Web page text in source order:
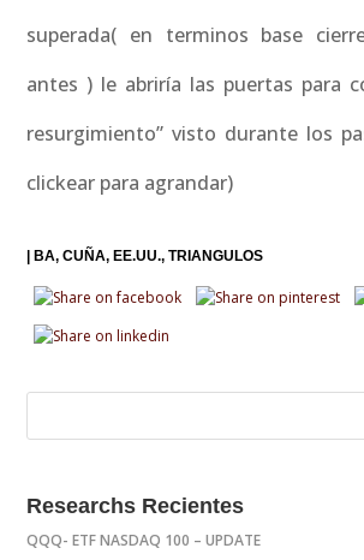
superada( en terminos base
antes ) le abriría las puertas para
resurgimiento” visto durante los
clickear para agrandar)
BA CUÑA EE.UU. TRIANGULOS
Researchs Recientes
QQQ- ETF NASDAQ 100 – UPDATE